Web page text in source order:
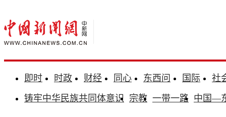
即时 时政 财经 同心 东西问 国际
社
铸牢中华民族共同体意识 宗教 一带一路 中国—